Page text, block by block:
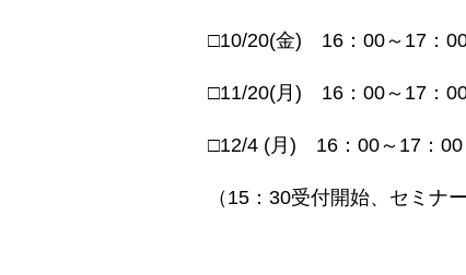
□10/20(金) 16 ： 00～ 17 ：
□11/20(月 ) 16 ： 00～ 17 ：
□12/4 (月 ) 16 ： 00～ 17 ： 00
（ 15 ： 30受付開始、セミナ